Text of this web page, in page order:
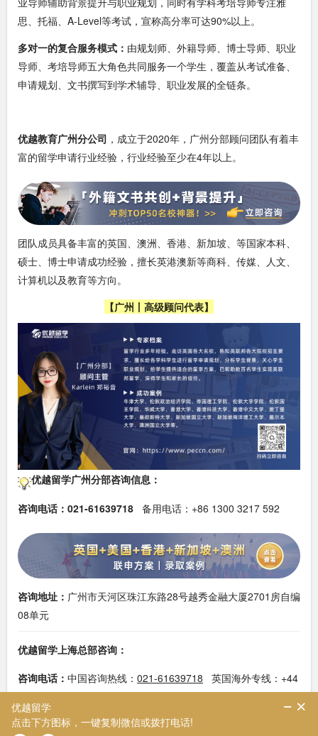
思、托福、A-Level等考试，宣称高分率可达90%以上。
多对一的复合服务模式： 由规划师、外籍导师、博士导师、职业
导师、考培导师五大角色共同服务一个学生，覆盖从考试准备、
申请规划、文书撰写到学术辅导、职业发展的全链条。
优越教育广州分公司 ，成立于2020年，广州分部顾问团队有着丰
富的留学申请行业经验，行业经验至少在4年以上。
团队成员具备丰富的英国、澳洲、香港、新加坡、等国家本科、
硕士、博士申请成功经验，擅长英港澳新等商科、传媒、人文、
计算机以及教育等方向。
【广州丨高级顾问代表】
优越留学广州分部咨询信息：
咨询电话： 021-61639718 备用电话：+86 1300 3217 592
咨询地址： 广州市天河区珠江东路28号越秀金融大厦2701房自编
08单元
优越留学上海总部咨询：
咨询电话： 中国咨询热线： 021-61639718 英国海外专线：+44
咨询地址：上海市浦东新区世纪大道88号金茂大厦办公楼2号门4